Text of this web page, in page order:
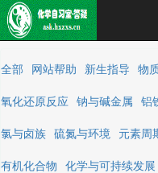
全部 网站帮助 新生指导 物
氧化还原反应 钠与碱金属 铝
氯与卤族 硫氮与环境 元素周
有机化合物 化学与可持续发展